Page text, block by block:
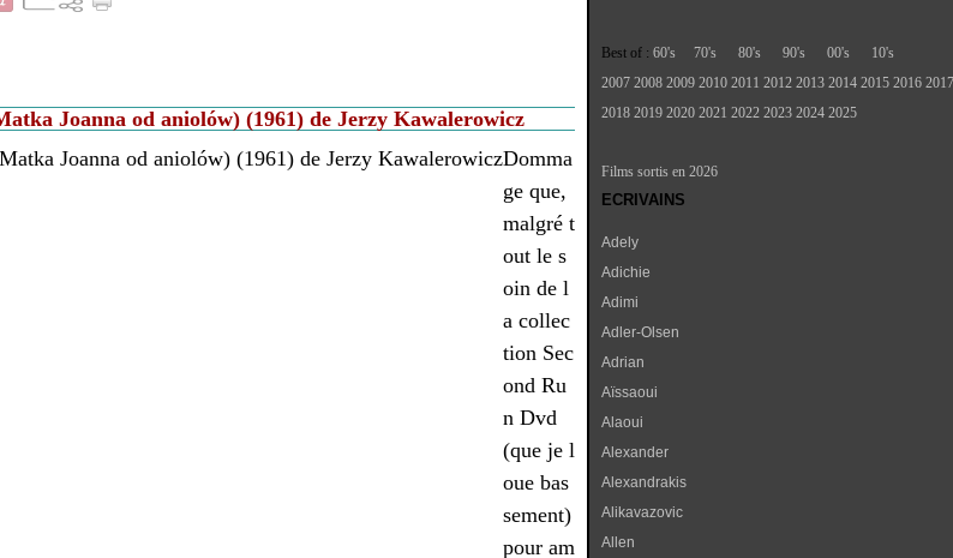
Joanna od aniolów) (1961) de Jerzy Kawalerowicz
Domma
ge que,
malgré t
out le s
oin de l
a collec
tion Sec
ond Ru
n Dvd
(que je l
oue bas
sement)
pour am
Best of : 60's 70's 80's 90's 00's
10's
2007 2008 2009 2010 2011 2012 2013 2014 2015 2016 2017
2018 2019 2020 2021 2022 2023 2024 2025
Films sortis en 2026
ECRIVAINS
Adely
Adichie
Adimi
Adler-Olsen
Adrian
Aïssaoui
Alaoui
Alexander
Alexandrakis
Alikavazovic
Allen